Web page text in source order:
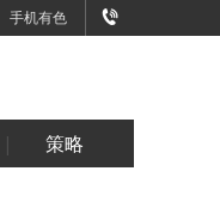
手机有色
策略